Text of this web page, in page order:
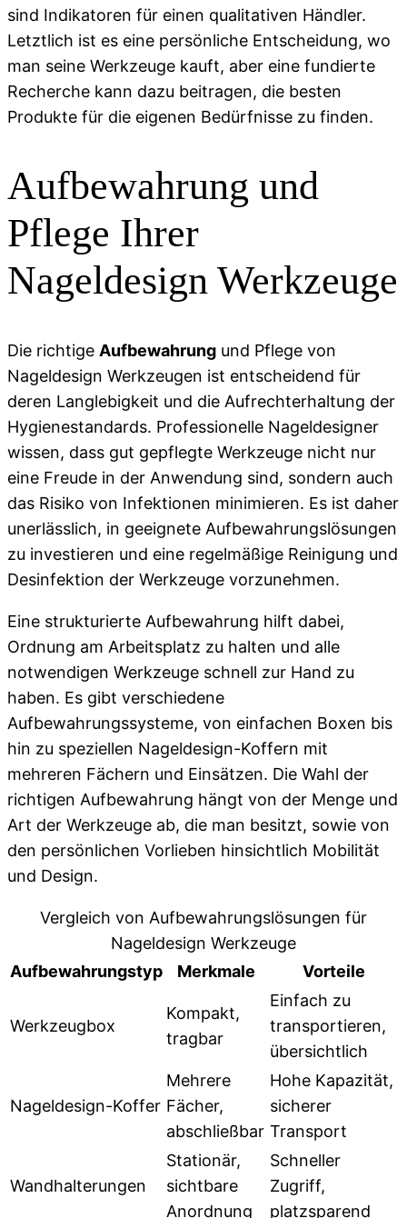
sind Indikatoren für einen qualitativen Händler.
Letztlich ist es eine persönliche Entscheidung, wo
man seine Werkzeuge kauft, aber eine fundierte
Recherche kann dazu beitragen, die besten
Produkte für die eigenen Bedürfnisse zu finden.
Aufbewahrung und
Pflege Ihrer
Nageldesign Werkzeuge
Die richtige Aufbewahrung und Pflege von
Nageldesign Werkzeugen ist entscheidend für
deren Langlebigkeit und die Aufrechterhaltung der
Hygienestandards. Professionelle Nageldesigner
wissen, dass gut gepflegte Werkzeuge nicht nur
eine Freude in der Anwendung sind, sondern auch
das Risiko von Infektionen minimieren. Es ist daher
unerlässlich, in geeignete Aufbewahrungslösungen
zu investieren und eine regelmäßige Reinigung und
Desinfektion der Werkzeuge vorzunehmen.
Eine strukturierte Aufbewahrung hilft dabei,
Ordnung am Arbeitsplatz zu halten und alle
notwendigen Werkzeuge schnell zur Hand zu
haben. Es gibt verschiedene
Aufbewahrungssysteme, von einfachen Boxen bis
hin zu speziellen Nageldesign-Koffern mit
mehreren Fächern und Einsätzen. Die Wahl der
richtigen Aufbewahrung hängt von der Menge und
Art der Werkzeuge ab, die man besitzt, sowie von
den persönlichen Vorlieben hinsichtlich Mobilität
und Design.
Vergleich von Aufbewahrungslösungen für
Nageldesign Werkzeuge
Aufbewahrungstyp
Merkmale Vorteile
Werkzeugbox
Kompakt,
tragbar
Einfach zu
transportieren,
übersichtlich
Nageldesign-Koffer
Mehrere
Fächer,
abschließbar
Hohe Kapazität,
sicherer
Transport
Wandhalterungen
Stationär,
sichtbare
Anordnung
Schneller
Zugriff,
platzsparend